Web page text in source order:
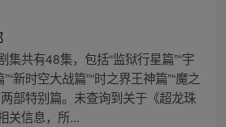
集共有48集，包括“监狱行星篇”“宇
新时空大战篇”“时之界王神篇”“魔之
部特别篇。未查询到关于《超龙珠
关信息，所...